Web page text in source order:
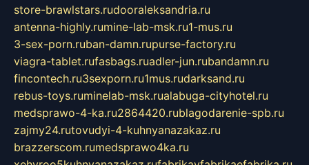
store-brawlstars.rudooraleksandria.ru
antenna-highly.rumine-lab-msk.ru1-mus.ru
3-sex-porn.ruban-damn.rupurse-factory.ru
viagra-tablet.rufasbags.ruadler-jun.rubandamn.ru
fincontech.ru3sexporn.ru1mus.rudarksand.ru
rebus-toys.ruminelab-msk.rualabuga-cityhotel.ru
medsprawo-4-ka.ru2864420.rublagodarenie-spb.ru
zajmy24.rutovudyi-4-kuhnyanazakaz.ru
brazzerscom.rumedsprawo4ka.ru